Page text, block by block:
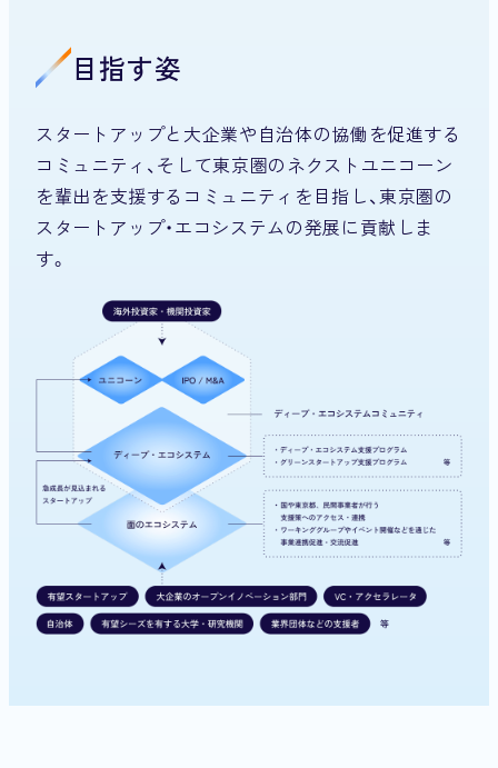
目指す姿
スタートアップと大企業や自治体の協働を促進する
コミュニティ、そして東京圏のネクストユニコーン
を輩出を支援するコミュニティを目指し、東京圏の
スタートアップ・エコシステムの発展に貢献しま
す。